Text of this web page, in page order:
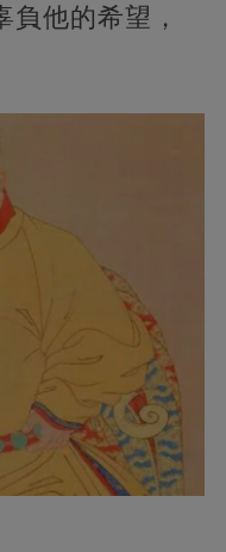
負他的希望，